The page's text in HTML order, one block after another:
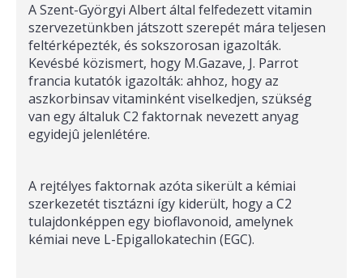
A Szent-Györgyi Albert által felfedezett vitamin
szervezetünkben játszott szerepét mára teljesen
feltérképezték, és sokszorosan igazolták.
Kevésbé közismert, hogy M.Gazave, J. Parrot
francia kutatók igazolták: ahhoz, hogy az
aszkorbinsav vitaminként viselkedjen, szükség
van egy általuk C2 faktornak nevezett anyag
egyidejû jelenlétére.
A rejtélyes faktornak azóta sikerült a kémiai
szerkezetét tisztázni így kiderült, hogy a C2
tulajdonképpen egy bioflavonoid, amelynek
kémiai neve L-Epigallokatechin (EGC).